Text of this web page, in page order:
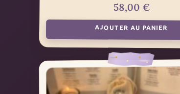
58,00 €
AJOUTER AU PANIER